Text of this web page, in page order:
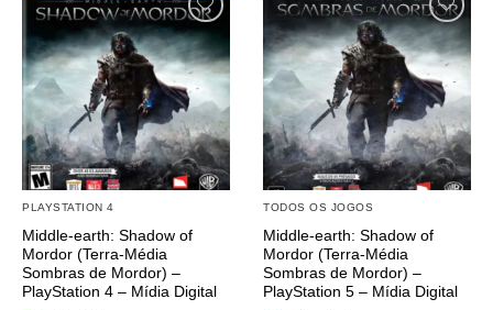
PLAYSTATION 4
Middle-earth: Shadow of
Mordor (Terra-Média
Sombras de Mordor) –
PlayStation 4 – Mídia Digital
TODOS OS JOGOS
Middle-earth: Shadow of
Mordor (Terra-Média
Sombras de Mordor) –
PlayStation 5 – Mídia Digital